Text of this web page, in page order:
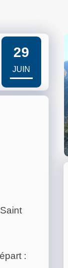
29
JUIN
: